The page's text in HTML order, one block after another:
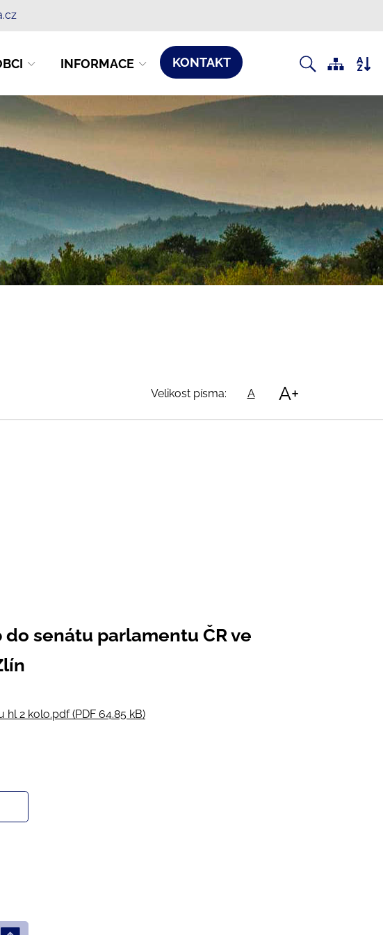
INFORMACE KONTAKT
Velikost písma: A A+
senátu parlamentu ČR ve
2 kolo.pdf (PDF 64.85 kB)